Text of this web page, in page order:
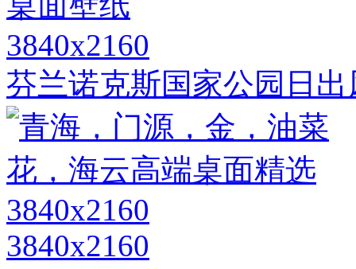
3840x2160
芬兰诺克斯国家公园日
3840x2160